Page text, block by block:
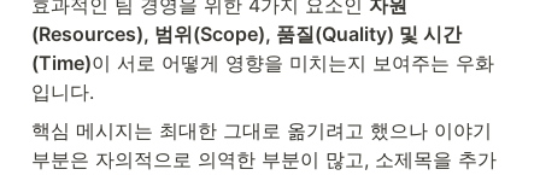
효과적인 팀 경영을 위한 4가지 요소인 자원
(Resources), 범위(Scope), 품질(Quality) 및 시간
(Time)이 서로 어떻게 영향을 미치는지 보여주는 우화
입니다.
핵심 메시지는 최대한 그대로 옮기려고 했으나 이야기
부분은 자의적으로 의역한 부분이 많고, 소제목을 추가